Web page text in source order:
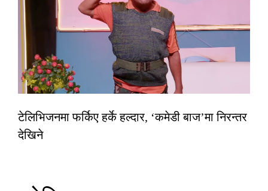
टेलिभिजनमा फर्किए हर्के हल्दार, ‘कमेडी बाज’मा निरन्तर
देखिने